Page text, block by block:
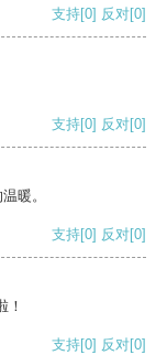
支持[0] 反对[0]
支持[0] 反对[0]
暖。
支持[0] 反对[0]
！
支持[0] 反对[0]